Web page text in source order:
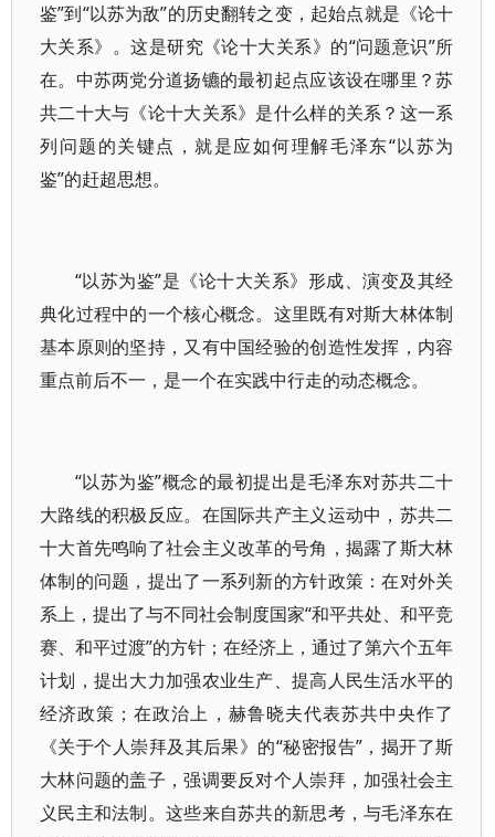
鉴”到“以苏为敌”的历史翻转之变，起始点就是《论十
大关系》。这是研究《论十大关系》的“问题意识”所
在。中苏两党分道扬镳的最初起点应该设在哪里？苏
共二十大与《论十大关系》是什么样的关系？这一系
列问题的关键点，就是应如何理解毛泽东“以苏为
鉴”的赶超思想。
“以苏为鉴”是《论十大关系》形成、演变及其经
典化过程中的一个核心概念。这里既有对斯大林体制
基本原则的坚持，又有中国经验的创造性发挥，内容
重点前后不一，是一个在实践中行走的动态概念。
“以苏为鉴”概念的最初提出是毛泽东对苏共二十
大路线的积极反应。在国际共产主义运动中，苏共二
十大首先鸣响了社会主义改革的号角，揭露了斯大林
体制的问题，提出了一系列新的方针政策：在对外关
系上，提出了与不同社会制度国家“和平共处、和平竞
赛、和平过渡”的方针；在经济上，通过了第六个五年
计划，提出大力加强农业生产、提高人民生活水平的
经济政策；在政治上，赫鲁晓夫代表苏共中央作了
《关于个人崇拜及其后果》的“秘密报告”，揭开了斯
大林问题的盖子，强调要反对个人崇拜，加强社会主
义民主和法制。这些来自苏共的新思考，与毛泽东在